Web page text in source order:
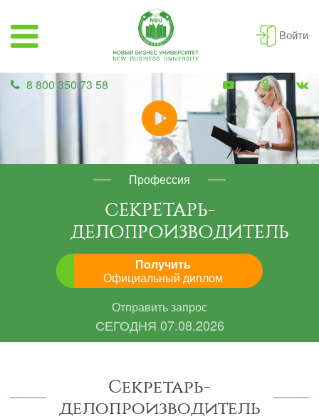
Войти
8 800 350 73 58
Профессия
СЕКРЕТАРЬ-
ДЕЛОПРОИЗВОДИТЕЛЬ
Получить
Официальный диплом
Отправить запрос
СЕГОДНЯ 07.08.2026
Секретарь-
делопроизводитель